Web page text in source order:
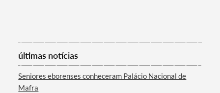
Categorias gerais
últimas notícias
Seniores eborenses conheceram Palácio Nacional de
Mafra